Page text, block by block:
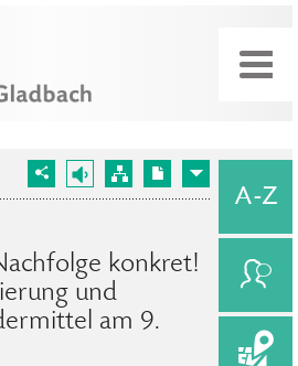
konkret!
und
am 9.